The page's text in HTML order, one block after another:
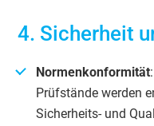
4. Sicherheit
Normenkonformität
Prüfstände werden
Sicherheits- und